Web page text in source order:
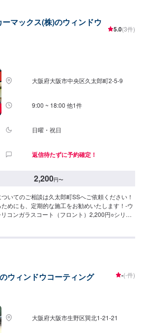
マックス(株)のウィンドウ
5.0(3件)
大阪府大阪市中央区久太郎町2-5-9
9:00 ~ 18:00 他1件
日曜・祝日
返信待たずに予約確定！
2,200円〜
いてのご相談は久太郎町SSへご依頼ください！
めにも、定期的な施工をお勧めいたします！-ウ
コンガラスコート（フロント）2,200円○シリコ
ウィンドウコーティング -(-件)
大阪府大阪市生野区巽北1-21-21